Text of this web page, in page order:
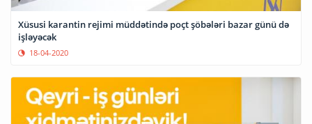
Xüsusi karantin rejimi müddətində poçt şöbələri bazar günü də
işləyəcək
18-04-2020